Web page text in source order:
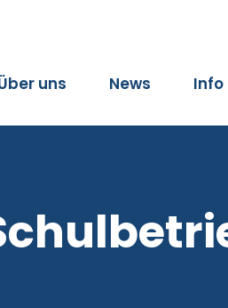
uns News Info